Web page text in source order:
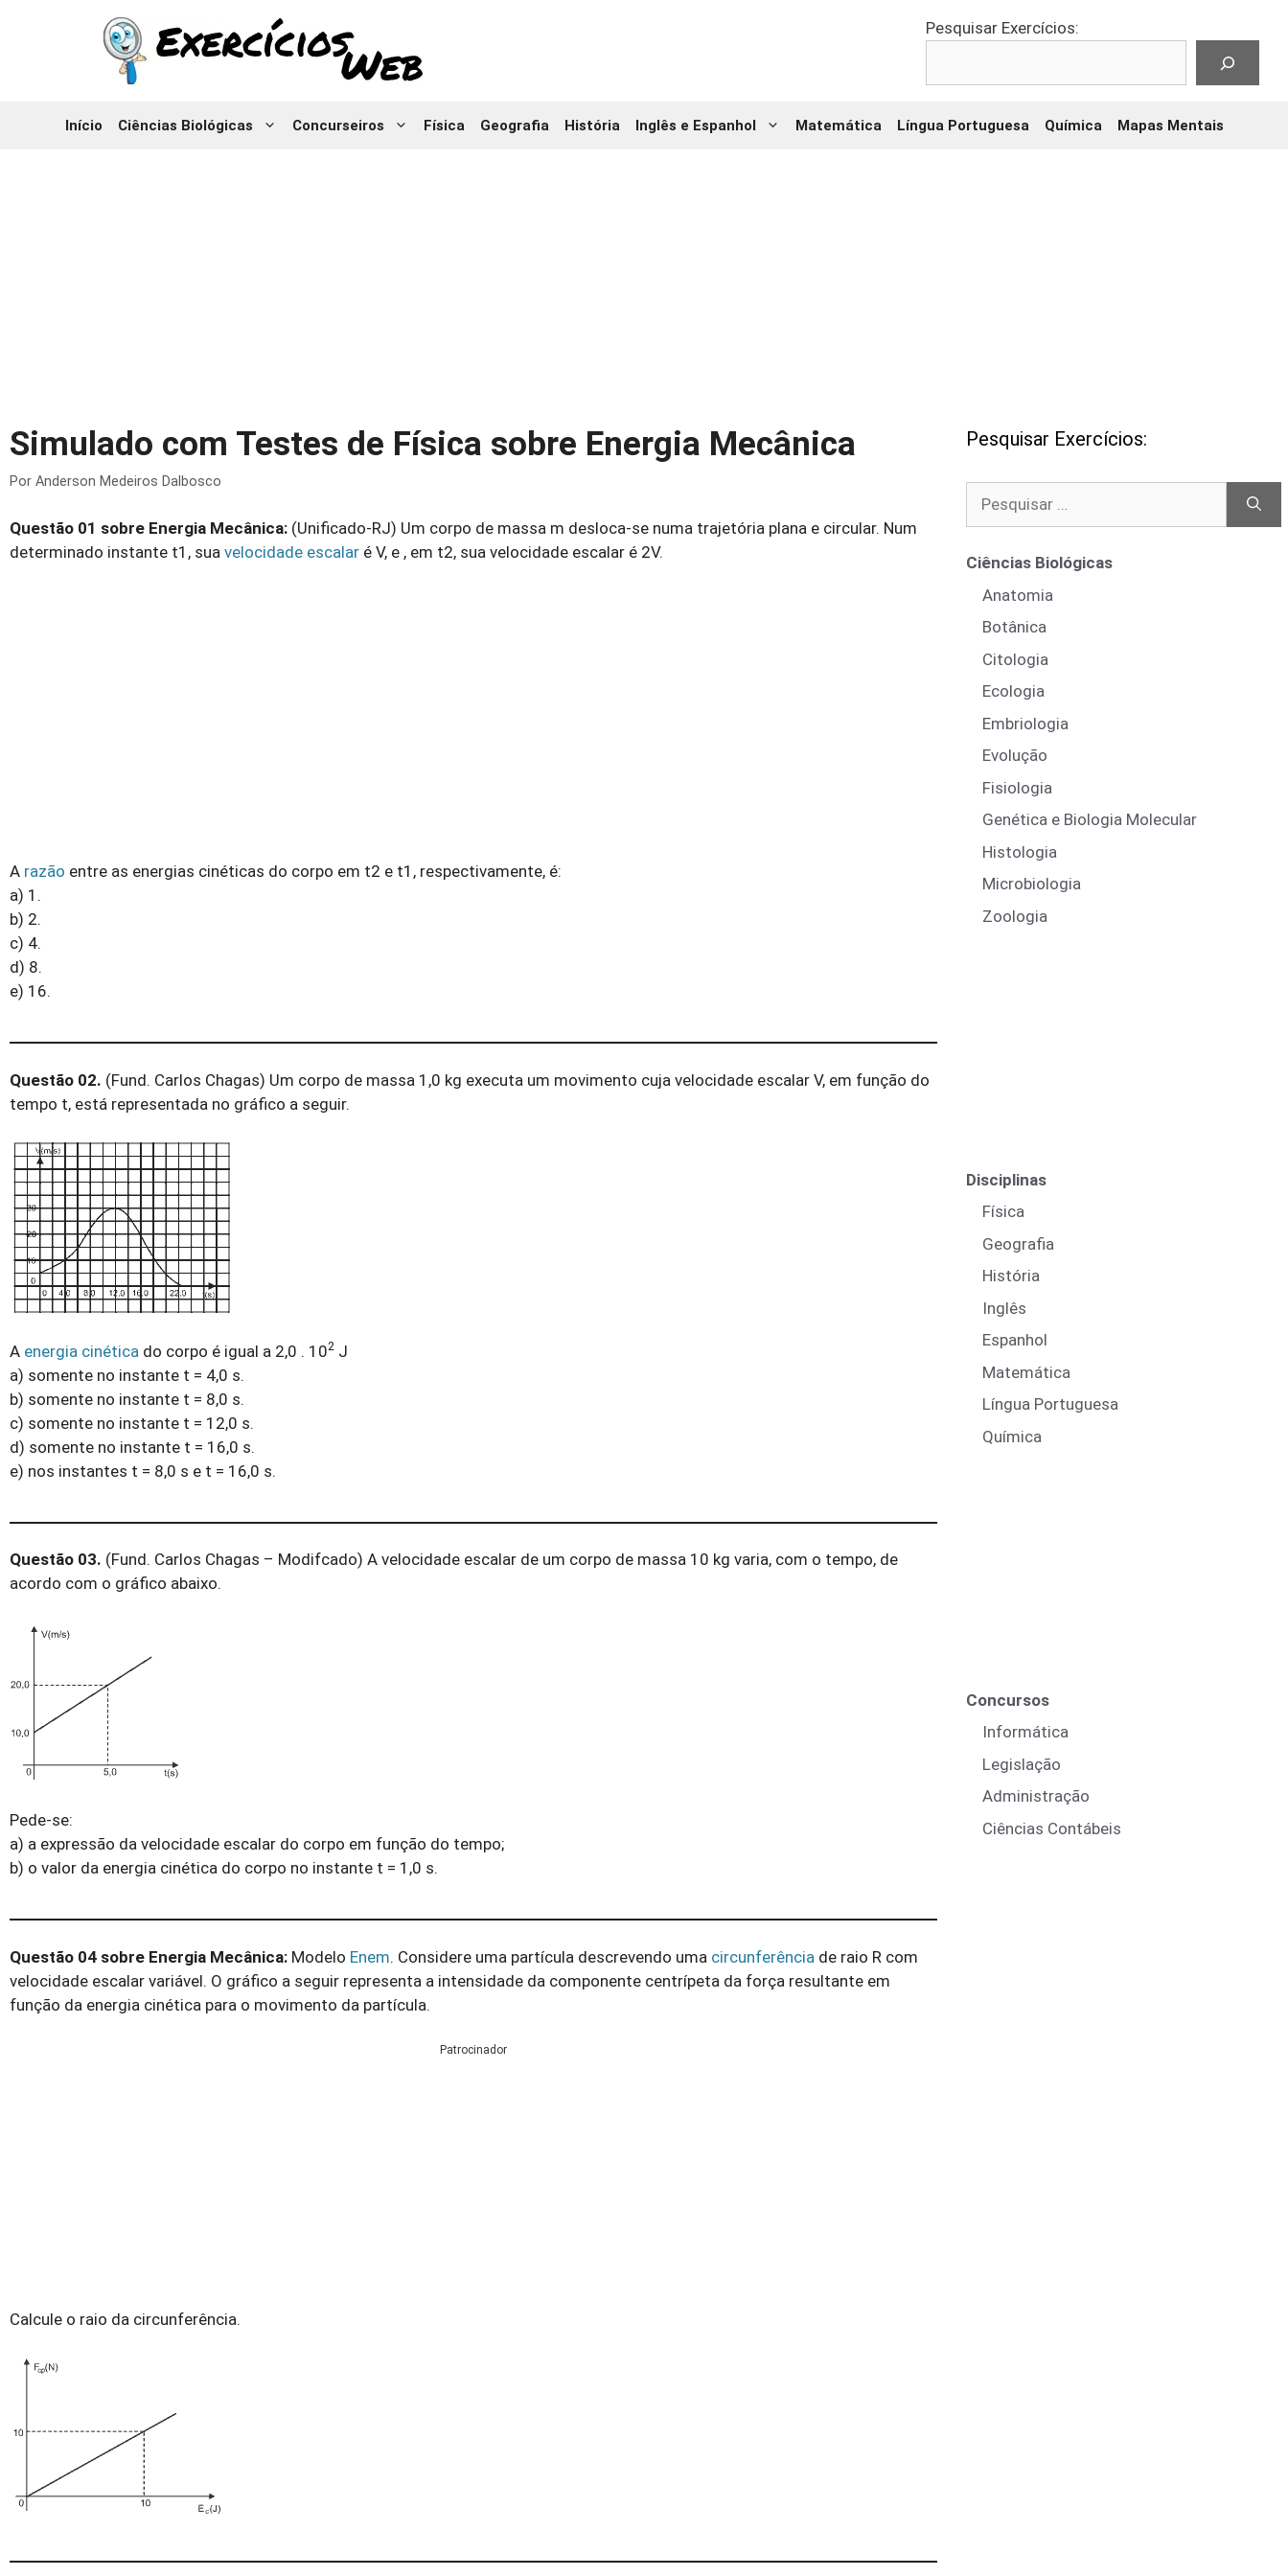
Pesquisar Exercícios:
Início Ciências Biológicas Concurseiros Física Geografia História Inglês e Espanhol Matemática Língua Portuguesa Química Mapas Mentais
Simulado com Testes de Física sobre Energia Mecânica
Por Anderson Medeiros Dalbosco
Questão 01 sobre Energia Mecânica: (Unificado-RJ) Um corpo de massa m desloca-se numa trajetória plana e circular. Num
determinado instante t1, sua velocidade escalar é V, e , em t2, sua velocidade escalar é 2V.
A razão entre as energias cinéticas do corpo em t2 e t1, respectivamente, é:
a) 1.
b) 2.
c) 4.
d) 8.
e) 16.
Questão 02. (Fund. Carlos Chagas) Um corpo de massa 1,0 kg executa um movimento cuja velocidade escalar V, em função do
tempo t, está representada no gráfico a seguir.
A energia cinética do corpo é igual a 2,0 . 102 J
a) somente no instante t = 4,0 s.
b) somente no instante t = 8,0 s.
c) somente no instante t = 12,0 s.
d) somente no instante t = 16,0 s.
e) nos instantes t = 8,0 s e t = 16,0 s.
Questão 03. (Fund. Carlos Chagas – Modifcado) A velocidade escalar de um corpo de massa 10 kg varia, com o tempo, de
acordo com o gráfico abaixo.
Pede-se:
a) a expressão da velocidade escalar do corpo em função do tempo;
b) o valor da energia cinética do corpo no instante t = 1,0 s.
Questão 04 sobre Energia Mecânica: Modelo Enem. Considere uma partícula descrevendo uma circunferência de raio R com
velocidade escalar variável. O gráfico a seguir representa a intensidade da componente centrípeta da força resultante em
função da energia cinética para o movimento da partícula.
Patrocinador
Calcule o raio da circunferência.
Pesquisar Exercícios:
Ciências Biológicas
Anatomia
Botânica
Citologia
Ecologia
Embriologia
Evolução
Fisiologia
Genética e Biologia Molecular
Histologia
Microbiologia
Zoologia
Disciplinas
Física
Geografia
História
Inglês
Espanhol
Matemática
Língua Portuguesa
Química
Concursos
Informática
Legislação
Administração
Ciências Contábeis